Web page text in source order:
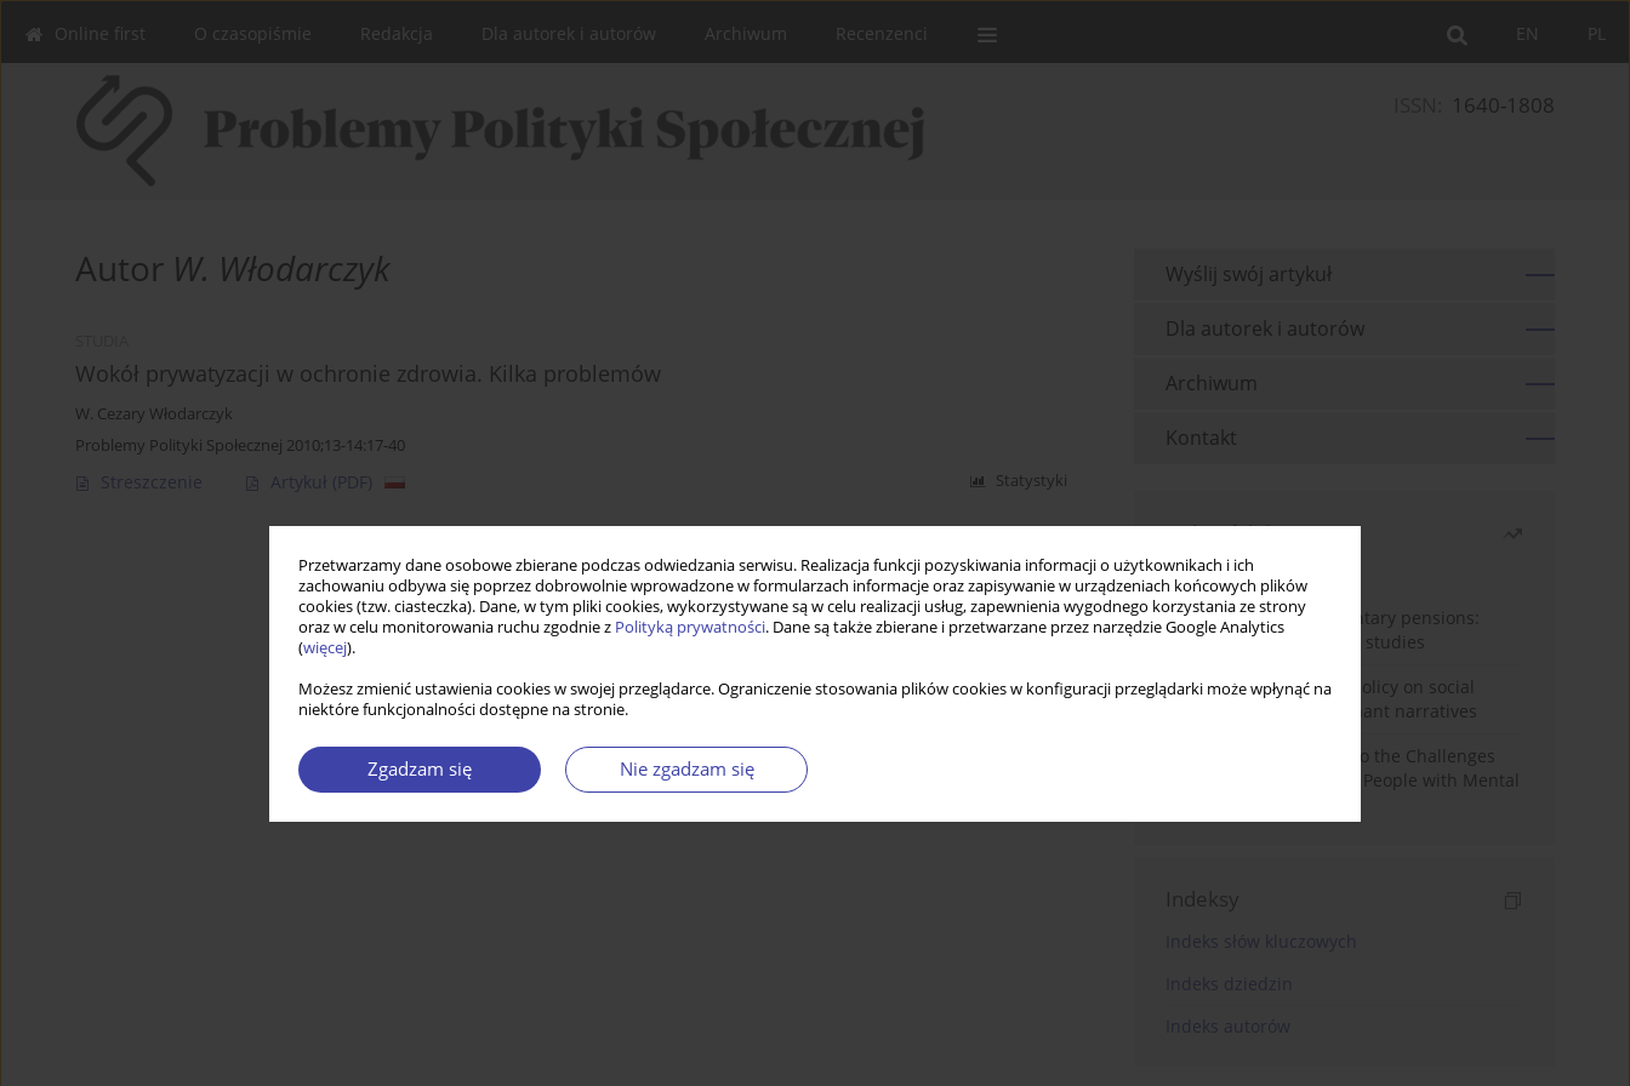
Przetwarzamy dane osobowe zbierane podczas odwiedzania serwisu. Realizacja funkcji pozyskiwania informacji o użytkownikach i ich
zachowaniu odbywa się poprzez dobrowolnie wprowadzone w formularzach informacje oraz zapisywanie w urządzeniach końcowych plików
cookies (tzw. ciasteczka). Dane, w tym pliki cookies, wykorzystywane są w celu realizacji usług, zapewnienia wygodnego korzystania ze strony
oraz w celu monitorowania ruchu zgodnie z Polityką prywatności. Dane są także zbierane i przetwarzane przez narzędzie Google Analytics
(więcej).
Możesz zmienić ustawienia cookies w swojej przeglądarce. Ograniczenie stosowania plików cookies w konfiguracji przeglądarki może wpłynąć na
niektóre funkcjonalności dostępne na stronie.
Zgadzam się Nie zgadzam się
PL
EN
Online first O czasopiśmie Redakcja Dla autorek i autorów Archiwum Recenzenci
1640-1808
Autor W. Włodarczyk
Wokół prywatyzacji w ochronie zdrowia. Kilka problemów
W. Cezary Włodarczyk
Problemy Polityki Społecznej 2010;13-14:17-40
Streszczenie Artykuł (PDF) Statystyki
Wyślij swój artykuł
Dla autorek i autorów
Archiwum
Kontakt
Najczęściej czytane
Miesiąc
Rok
Auto-enrolment in voluntary pensions:
Comparative OECD case studies
Delegitimizing climate policy on social
media platforms: Dominant narratives
Bibliometric Insights into the Challenges
and Needs of Homeless People with Mental
Indeksy
Indeks słów kluczowych
Indeks dziedzin
Indeks autorów